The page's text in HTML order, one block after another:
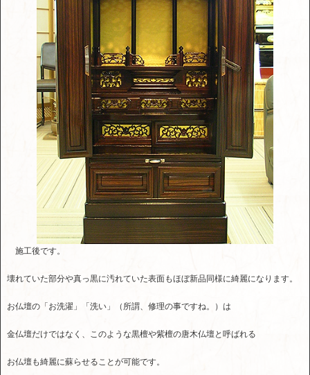
施工後です。
壊れていた部分や真っ黒に汚れていた表面もほぼ新品同様に綺麗になります。
お仏壇の「お洗濯」「洗い」（所謂、修理の事ですね。）は
金仏壇だけではなく、このような黒檀や紫檀の唐木仏壇と呼ばれる
お仏壇も綺麗に蘇らせることが可能です。